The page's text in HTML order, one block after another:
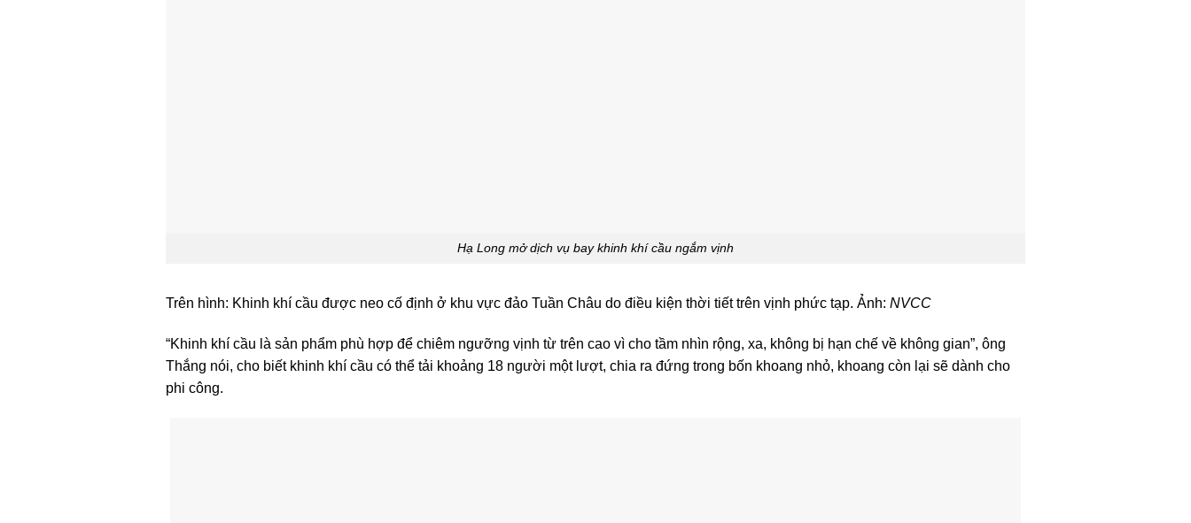
Hạ Long mở dịch vụ bay khinh khí cầu ngắm vịnh
Trên hình: Khinh khí cầu được neo cố định ở khu vực đảo Tuần Châu do điều kiện thời tiết trên vịnh phức tạp. Ảnh: NVCC
“Khinh khí cầu là sản phẩm phù hợp để chiêm ngưỡng vịnh từ trên cao vì cho tầm nhìn rộng, xa, không bị hạn chế về không gian”, ông
Thắng nói, cho biết khinh khí cầu có thể tải khoảng 18 người một lượt, chia ra đứng trong bốn khoang nhỏ, khoang còn lại sẽ dành cho
phi công.